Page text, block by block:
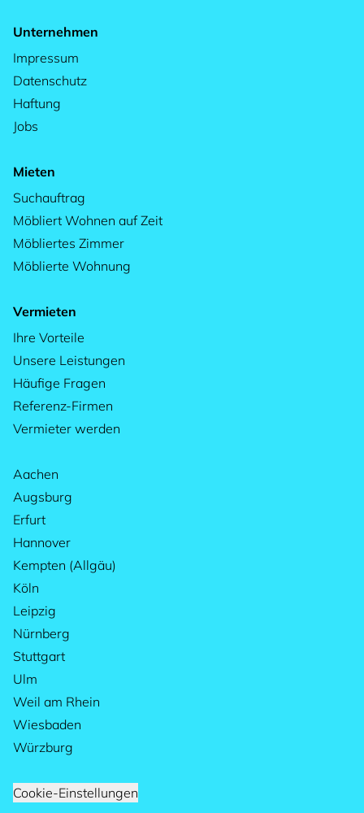
Unternehmen
Impressum
Datenschutz
Haftung
Jobs
Mieten
Suchauftrag
Möbliert Wohnen auf Zeit
Möbliertes Zimmer
Möblierte Wohnung
Vermieten
Ihre Vorteile
Unsere Leistungen
Häufige Fragen
Referenz-Firmen
Vermieter werden
Aachen
Augsburg
Erfurt
Hannover
Kempten (Allgäu)
Köln
Leipzig
Nürnberg
Stuttgart
Ulm
Weil am Rhein
Wiesbaden
Würzburg
Cookie-Einstellungen